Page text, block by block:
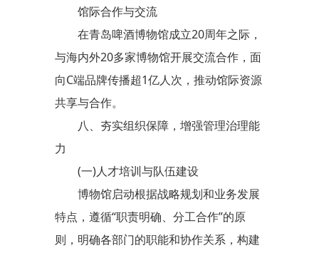
馆际合作与交流
在青岛啤酒博物馆成立20周年之际，
与海内外20多家博物馆开展交流合作，面
向C端品牌传播超1亿人次，推动馆际资源
共享与合作。
八、夯实组织保障，增强管理治理能
力
(一)人才培训与队伍建设
博物馆启动根据战略规划和业务发展
特点，遵循“职责明确、分工合作”的原
则，明确各部门的职能和协作关系，构建